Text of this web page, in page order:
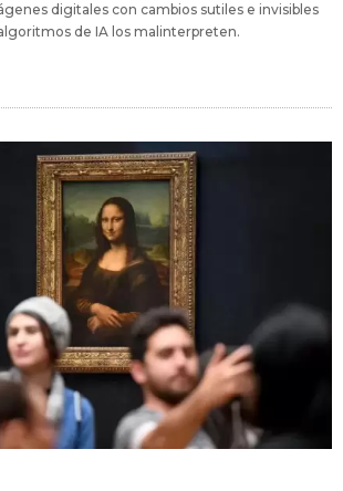
digitales con cambios sutiles e invisibles
de IA los malinterpreten.